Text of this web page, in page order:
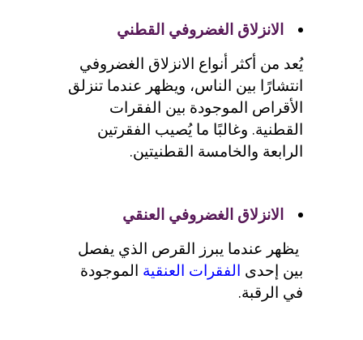
الانزلاق الغضروفي القطني
يُعد من أكثر أنواع الانزلاق الغضروفي
انتشارًا بين الناس، ويظهر عندما تنزلق
الأقراص الموجودة بين الفقرات
القطنية. وغالبًا ما يُصيب الفقرتين
الرابعة والخامسة القطنيتين.
الانزلاق الغضروفي العنقي
يظهر عندما يبرز القرص الذي يفصل
بين إحدى الفقرات العنقية الموجودة
في الرقبة.